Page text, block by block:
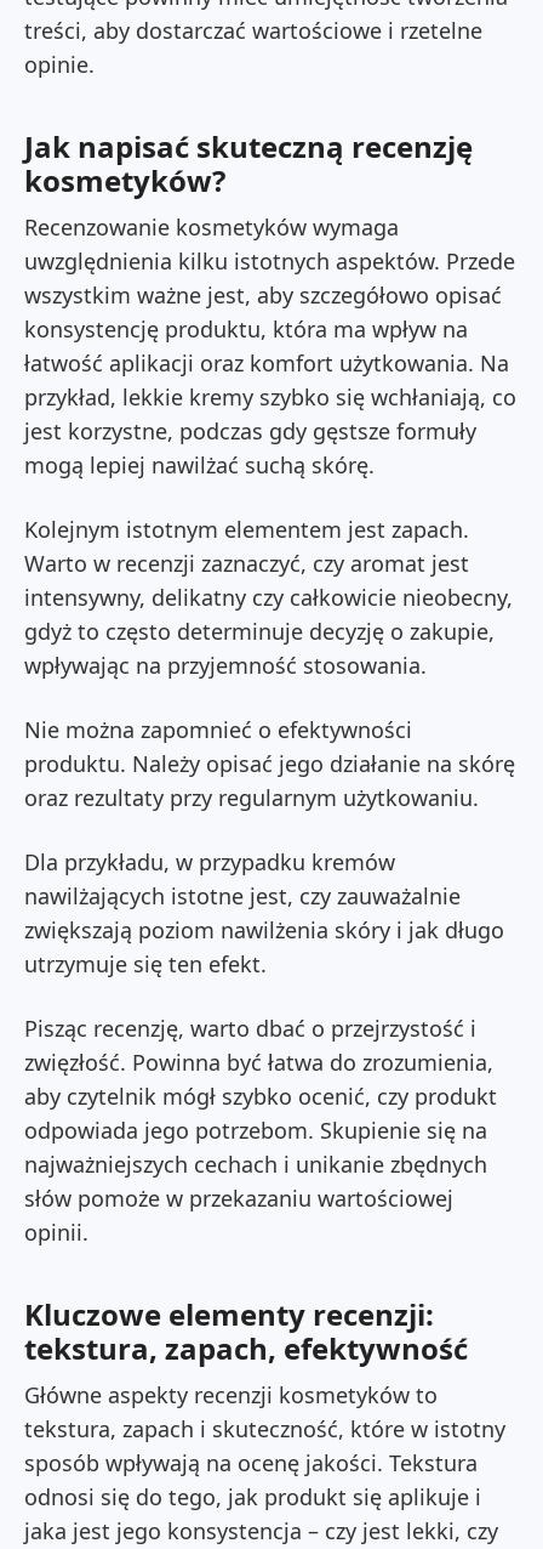
treści, aby dostarczać wartościowe i rzetelne
opinie.
Jak napisać skuteczną recenzję
kosmetyków?
Recenzowanie kosmetyków wymaga
uwzględnienia kilku istotnych aspektów. Przede
wszystkim ważne jest, aby szczegółowo opisać
konsystencję produktu, która ma wpływ na
łatwość aplikacji oraz komfort użytkowania. Na
przykład, lekkie kremy szybko się wchłaniają, co
jest korzystne, podczas gdy gęstsze formuły
mogą lepiej nawilżać suchą skórę.
Kolejnym istotnym elementem jest zapach.
Warto w recenzji zaznaczyć, czy aromat jest
intensywny, delikatny czy całkowicie nieobecny,
gdyż to często determinuje decyzję o zakupie,
wpływając na przyjemność stosowania.
Nie można zapomnieć o efektywności
produktu. Należy opisać jego działanie na skórę
oraz rezultaty przy regularnym użytkowaniu.
Dla przykładu, w przypadku kremów
nawilżających istotne jest, czy zauważalnie
zwiększają poziom nawilżenia skóry i jak długo
utrzymuje się ten efekt.
Pisząc recenzję, warto dbać o przejrzystość i
zwięzłość. Powinna być łatwa do zrozumienia,
aby czytelnik mógł szybko ocenić, czy produkt
odpowiada jego potrzebom. Skupienie się na
najważniejszych cechach i unikanie zbędnych
słów pomoże w przekazaniu wartościowej
opinii.
Kluczowe elementy recenzji:
tekstura, zapach, efektywność
Główne aspekty recenzji kosmetyków to
tekstura, zapach i skuteczność, które w istotny
sposób wpływają na ocenę jakości. Tekstura
odnosi się do tego, jak produkt się aplikuje i
jaka jest jego konsystencja – czy jest lekki, czy